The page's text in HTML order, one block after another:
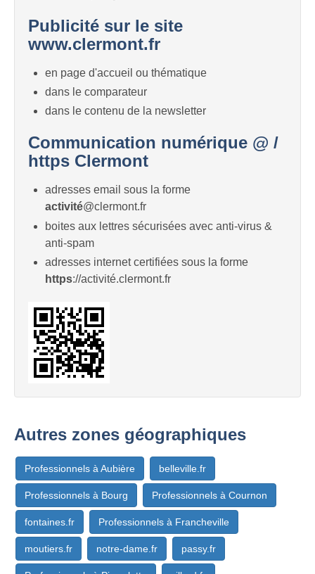
Publicité sur le site
www.clermont.fr
en page d'accueil ou thématique
dans le comparateur
dans le contenu de la newsletter
Communication numérique @ /
https Clermont
adresses email sous la forme
activité@clermont.fr
boites aux lettres sécurisées avec anti-virus &
anti-spam
adresses internet certifiées sous la forme
https://activité.clermont.fr
Autres zones géographiques
Professionnels à Aubière belleville.fr
Professionnels à Bourg Professionnels à Cournon
fontaines.fr Professionnels à Francheville
moutiers.fr notre-dame.fr passy.fr